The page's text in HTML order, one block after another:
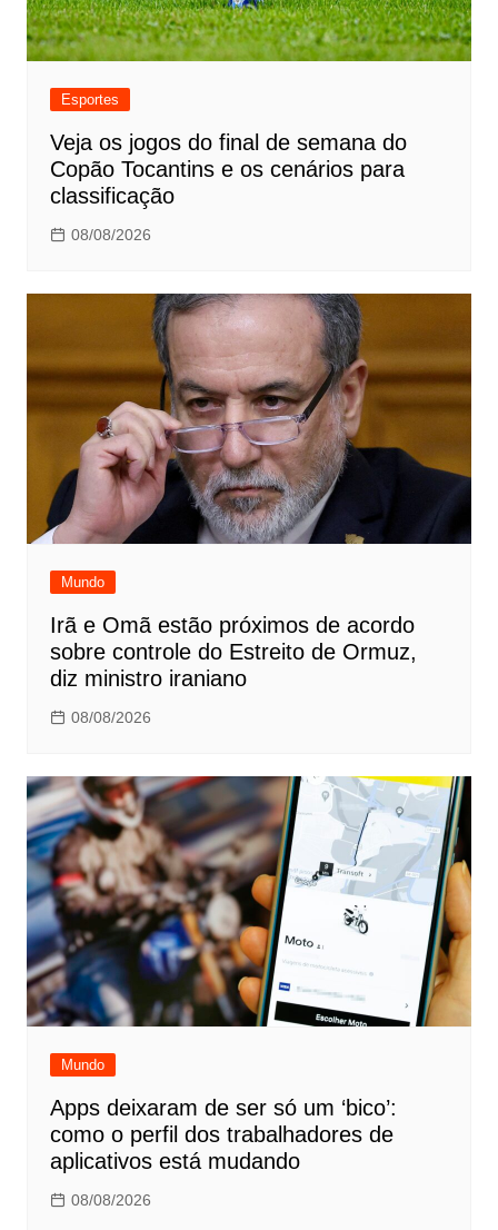
Esportes
Veja os jogos do final de semana do
Copão Tocantins e os cenários para
classificação
08/08/2026
Mundo
Irã e Omã estão próximos de acordo
sobre controle do Estreito de Ormuz,
diz ministro iraniano
08/08/2026
Mundo
Apps deixaram de ser só um ‘bico’:
como o perfil dos trabalhadores de
aplicativos está mudando
08/08/2026